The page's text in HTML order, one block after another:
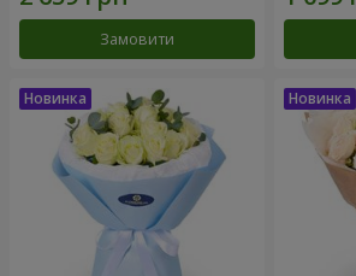
Замовити